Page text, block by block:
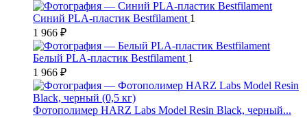
Синий PLA-пластик Bestfilament 1
1 966 ₽
Белый PLA-пластик Bestfilament 1
1 966 ₽
Фотополимер HARZ Labs Model Resin Black, черный...